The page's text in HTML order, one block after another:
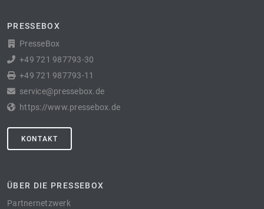
PRESSEBOX
PresseBox
+49 721 987793-30
+49 721 987793-11
service@pressebox.de
https://www.pressebox.de
KONTAKT
ÜBER DIE PRESSEBOX
Partnernetzwerk